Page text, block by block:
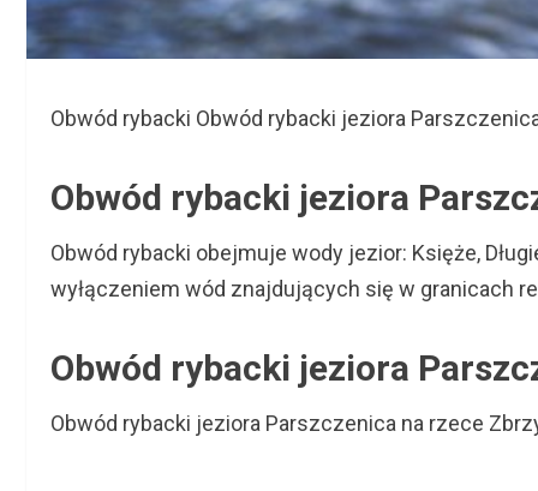
Obwód rybacki Obwód rybacki jeziora
Obwód rybacki jeziora
Obwód rybacki obejmuje wody jezior: Księże,
wyłączeniem wód znajdujących się w granicach
Obwód rybacki jeziora
Obwód rybacki jeziora Parszczenica na rzece